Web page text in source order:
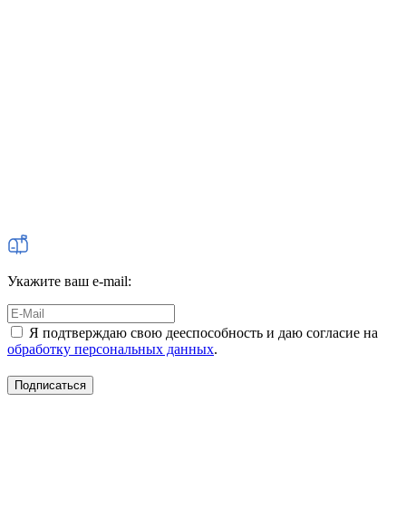
Укажите ваш e-mail:
Я подтверждаю свою дееспособность и даю согласие на
обработку персональных данных.